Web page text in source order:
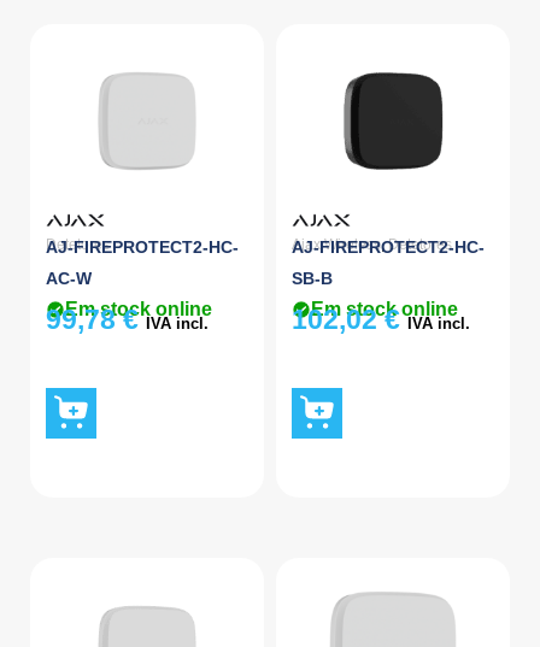
Detetores
AJ-FIREPROTECT2-HC-
AC-W
Em stock online
99,78€ IVA incl.
Ajax Wireless,Detetores
AJ-FIREPROTECT2-HC-
SB-B
Em stock online
102,02€ IVA incl.